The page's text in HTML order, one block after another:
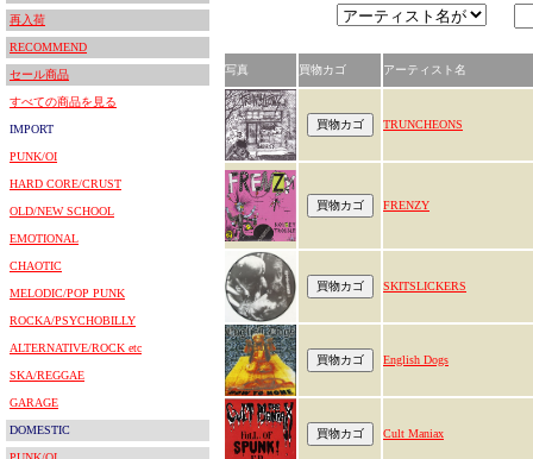
再入荷
RECOMMEND
セール商品
すべての商品を見る
IMPORT
PUNK/OI
HARD CORE/CRUST
OLD/NEW SCHOOL
EMOTIONAL
CHAOTIC
MELODIC/POP PUNK
ROCKA/PSYCHOBILLY
ALTERNATIVE/ROCK etc
SKA/REGGAE
GARAGE
DOMESTIC
写真 買物カゴ アーティスト名
TRUNCHEONS
FRENZY
SKITSLICKERS
English Dogs‎
Cult Maniax